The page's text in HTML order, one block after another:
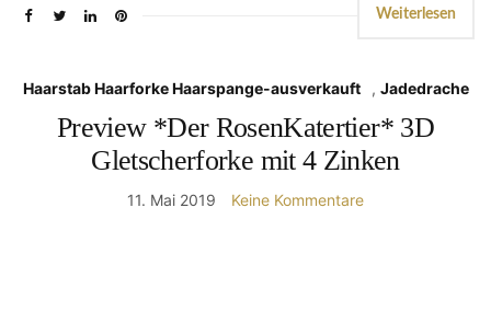
Weiterlesen
Haarstab Haarforke Haarspange-ausverkauft , Jadedrache
Preview *Der RosenKatertier* 3D
Gletscherforke mit 4 Zinken
11. Mai 2019 Keine Kommentare